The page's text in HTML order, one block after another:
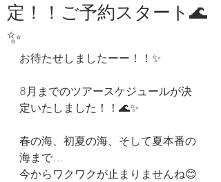
定！！ご予約スタート🌊
✨
お待たせしましたーー！！✨
8月までのツアースケジュールが決
定いたしました！！🌊✨
春の海、初夏の海、そして夏本番の
海まで…
今からワクワクが止まりませんね😊